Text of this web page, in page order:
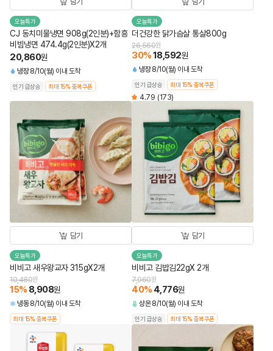
오늘특가
CJ 동치미물냉면 908g(2인분)+함흥
비빔냉면 474.4g(2인분)X2개
20,860원
냉장 8/10(월) 이내 도착
인기 급상승 최대 15% 중복쿠폰
오늘특가
더건강한 닭가슴살 통살800g
26,560원
30%18,592원
냉장 8/10(월) 이내 도착
인기 급상승 최대 15% 중복쿠폰
4.79 (173)
담기
오늘특가
비비고 새우왕교자 315gX2개
10,480원
15% 8,908원
냉동 8/10(월) 이내 도착
최대 15% 중복쿠폰
담기
오늘특가
비비고 김밥김22gX 2개
7,960원
40% 4,776원
상온 8/10(월) 이내 도착
인기 급상승 최대 15% 중복쿠폰